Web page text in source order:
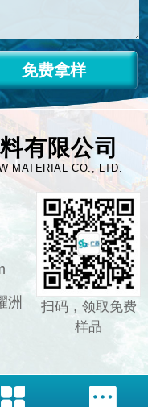
免费拿样
有限公司
MATERIAL CO., LTD.
扫码，领取免费
样品
洲